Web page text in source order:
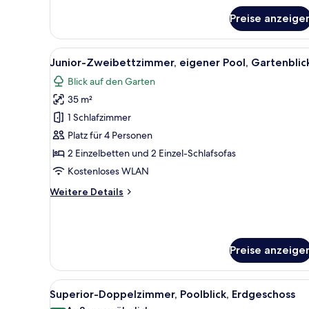
Gartenblick
Preise
Alle
Fotos
für
Junior-
Zweibettzimmer,
eigener
Pool,
Gartenblick
Ein Hotelzimmer mit einem
4
Junior-Zweibettzimmer, eigener Pool,
Blick auf den Garten
35 m²
1 Schlafzimmer
Platz für 4 Personen
2 Einzelbetten und 2 Einzel-Schlafsofas
Kostenloses WLAN
Weitere Details
Weitere
Pool,
Gartenblick
Preise
Alle
Fotos
Ein Hotelzimmer mit Bett,
3
Superior-Doppelzimmer, Poolblick, Erdgeschoss